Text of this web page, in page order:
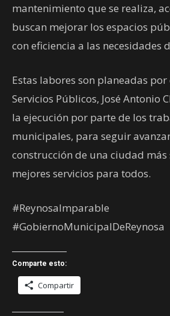
mantenimiento que se realiza,
buscan mejorar los espacios
con eficiencia a las necesidades
Estas labores son planeadas por
Servicios Públicos, José Antonio
la ejecución por parte de los
municipales, para seguir
construcción de una ciudad más
mejores servicios para todos.
#ReynosaImparable
#GobiernoMunicipalDeReynosa
Comparte esto:
Compartir